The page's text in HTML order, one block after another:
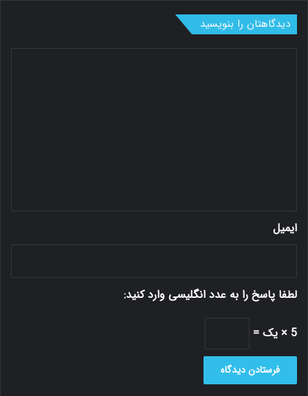
دیدگاهتان را بنویسید
ایمیل
لطفا پاسخ را به عدد انگلیسی وارد کنید:
5 × یک =